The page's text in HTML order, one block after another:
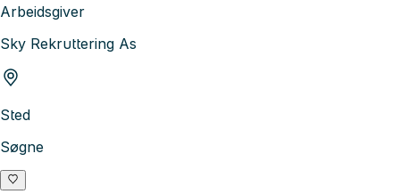
Arbeidsgiver
Sky Rekruttering As
Sted
Søgne